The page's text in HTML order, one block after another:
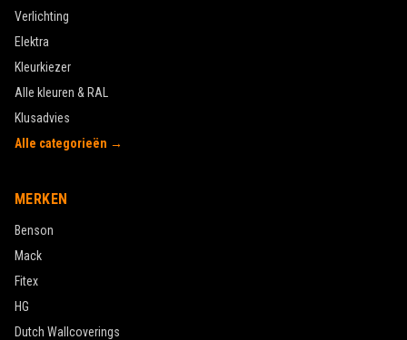
Verlichting
Elektra
Kleurkiezer
Alle kleuren & RAL
Klusadvies
Alle categorieën →
MERKEN
Benson
Mack
Fitex
HG
Dutch Wallcoverings